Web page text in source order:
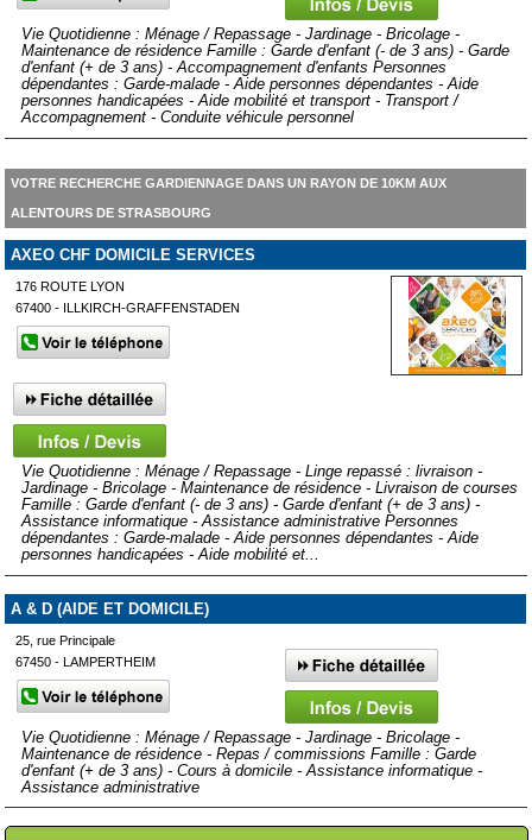
Vie Quotidienne : Ménage / Repassage - Jardinage - Bricolage -
Maintenance de résidence Famille : Garde d'enfant (- de 3 ans) - Garde
d'enfant (+ de 3 ans) - Accompagnement d'enfants Personnes
dépendantes : Garde-malade - Aide personnes dépendantes - Aide
personnes handicapées - Aide mobilité et transport - Transport /
Accompagnement - Conduite véhicule personnel
VOTRE RECHERCHE GARDIENNAGE DANS UN RAYON DE 10KM AUX
ALENTOURS DE STRASBOURG
AXEO CHF DOMICILE SERVICES
176 ROUTE LYON
67400 - ILLKIRCH-GRAFFENSTADEN
Vie Quotidienne : Ménage / Repassage - Linge repassé : livraison -
Jardinage - Bricolage - Maintenance de résidence - Livraison de courses
Famille : Garde d'enfant (- de 3 ans) - Garde d'enfant (+ de 3 ans) -
Assistance informatique - Assistance administrative Personnes
dépendantes : Garde-malade - Aide personnes dépendantes - Aide
personnes handicapées - Aide mobilité et...
A & D (AIDE ET DOMICILE)
25, rue Principale
67450 - LAMPERTHEIM
Vie Quotidienne : Ménage / Repassage - Jardinage - Bricolage -
Maintenance de résidence - Repas / commissions Famille : Garde
d'enfant (+ de 3 ans) - Cours à domicile - Assistance informatique -
Assistance administrative